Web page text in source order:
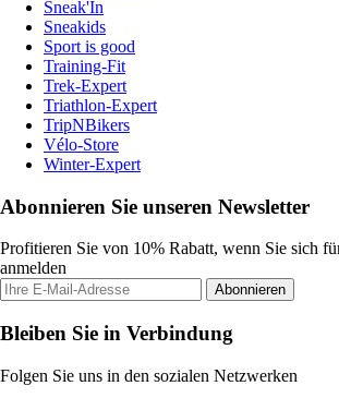
Sneak'In
Sneakids
Sport is good
Training-Fit
Trek-Expert
Triathlon-Expert
TripNBikers
Vélo-Store
Winter-Expert
Abonnieren Sie unseren Newsletter
Profitieren Sie von 10% Rabatt, wenn Sie sich
anmelden
Abonnieren
Bleiben Sie in Verbindung
Folgen Sie uns in den sozialen Netzwerken